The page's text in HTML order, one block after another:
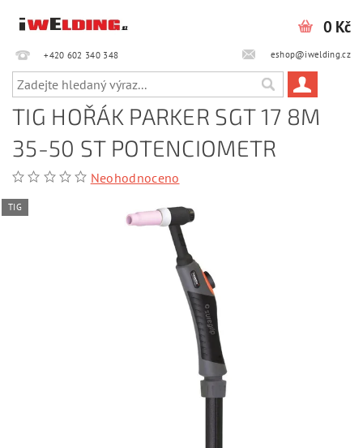
+420 602 340 348‎‎ eshop@iwelding.cz
0 Kč
TIG HOŘÁK PARKER SGT 17 8M
35-50 ST POTENCIOMETR
Neohodnoceno
TIG